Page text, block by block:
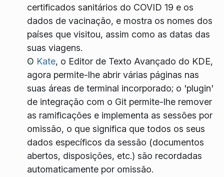
certificados sanitários do COVID 19 e os
dados de vacinação, e mostra os nomes dos
países que visitou, assim como as datas das
suas viagens.
O Kate, o Editor de Texto Avançado do KDE,
agora permite-lhe abrir várias páginas nas
suas áreas de terminal incorporado; o 'plugin'
de integração com o Git permite-lhe remover
as ramificações e implementa as sessões por
omissão, o que significa que todos os seus
dados específicos da sessão (documentos
abertos, disposições, etc.) são recordadas
automaticamente por omissão.